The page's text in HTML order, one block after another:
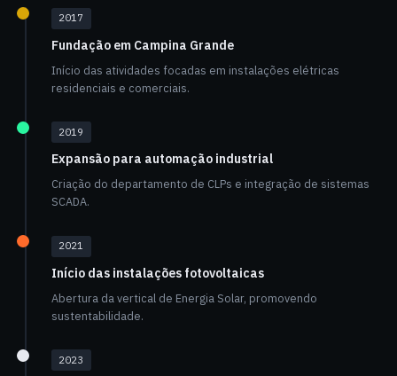
2017
Fundação em Campina Grande
Início das atividades focadas em instalações elétricas
residenciais e comerciais.
2019
Expansão para automação industrial
Criação do departamento de CLPs e integração de sistemas
SCADA.
2021
Início das instalações fotovoltaicas
Abertura da vertical de Energia Solar, promovendo
sustentabilidade.
2023